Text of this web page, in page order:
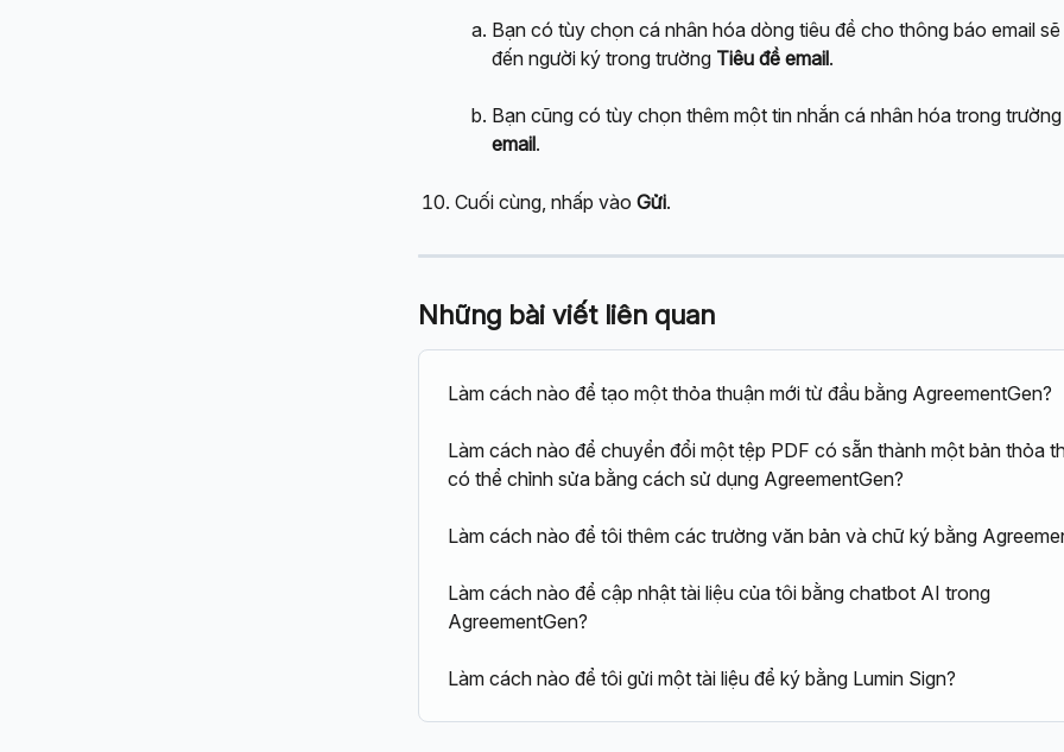
Bạn có tùy chọn cá nhân hóa dòng tiêu đề cho thông báo email
đến người ký trong trường Tiêu đề email.
Bạn cũng có tùy chọn thêm một tin nhắn cá nhân hóa trong trường
email.
Cuối cùng, nhấp vào Gửi.
Những bài viết liên quan
Làm cách nào để tạo một thỏa thuận mới từ đầu bằng AgreementGen?
Làm cách nào để chuyển đổi một tệp PDF có sẵn thành một bản thỏa
có thể chỉnh sửa bằng cách sử dụng AgreementGen?
Làm cách nào để tôi thêm các trường văn bản và chữ ký bằng
Làm cách nào để cập nhật tài liệu của tôi bằng chatbot AI trong
AgreementGen?
Làm cách nào để tôi gửi một tài liệu để ký bằng Lumin Sign?